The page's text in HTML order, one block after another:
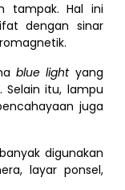
tampak. Hal ini
dengan sinar
blue lightyang
itu, lampu
juga
digunakan
layar ponsel,